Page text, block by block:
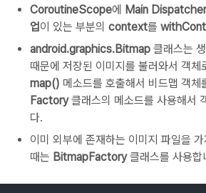
CoroutineScope에 Main Dispatcher
업이 있는 부분의 context를
android.graphics.Bitmap 클래스는
때문에 저장된 이미지를 불러와서 객체
map() 메소드를 호출해서 비드맵 객체
Factory클래스의 메소드를 사용해서
다.
이미 외부에 존재하는 이미지 파일을
때는 BitmapFactory클래스를 사용합